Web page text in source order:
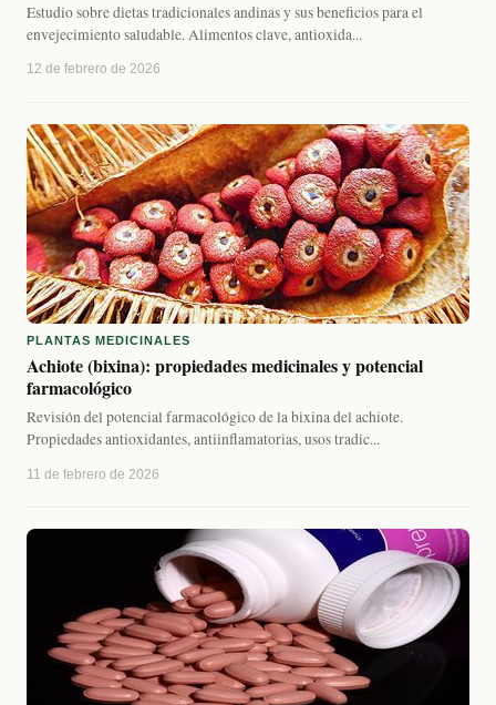
Estudio sobre dietas tradicionales andinas y sus beneficios para el
envejecimiento saludable. Alimentos clave, antioxida...
12 de febrero de 2026
PLANTAS MEDICINALES
Achiote (bixina): propiedades medicinales y potencial
farmacológico
Revisión del potencial farmacológico de la bixina del achiote.
Propiedades antioxidantes, antiinflamatorias, usos tradic...
11 de febrero de 2026